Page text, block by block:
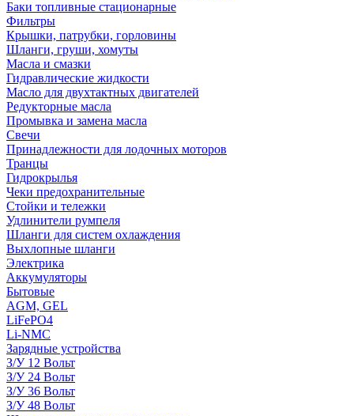
Баки топливные стационарные
Фильтры
Крышки, патрубки, горловины
Шланги, груши, хомуты
Масла и смазки
Гидравлические жидкости
Масло для двухтактных двигателей
Редукторные масла
Промывка и замена масла
Свечи
Принадлежности для лодочных моторов
Транцы
Гидрокрылья
Чеки предохранительные
Стойки и тележки
Удлинители румпеля
Шланги для систем охлаждения
Выхлопные шланги
Электрика
Аккумуляторы
Бытовые
AGM, GEL
LiFePO4
Li-NMC
Зарядные устройства
З/У 12 Вольт
З/У 24 Вольт
З/У 36 Вольт
З/У 48 Вольт